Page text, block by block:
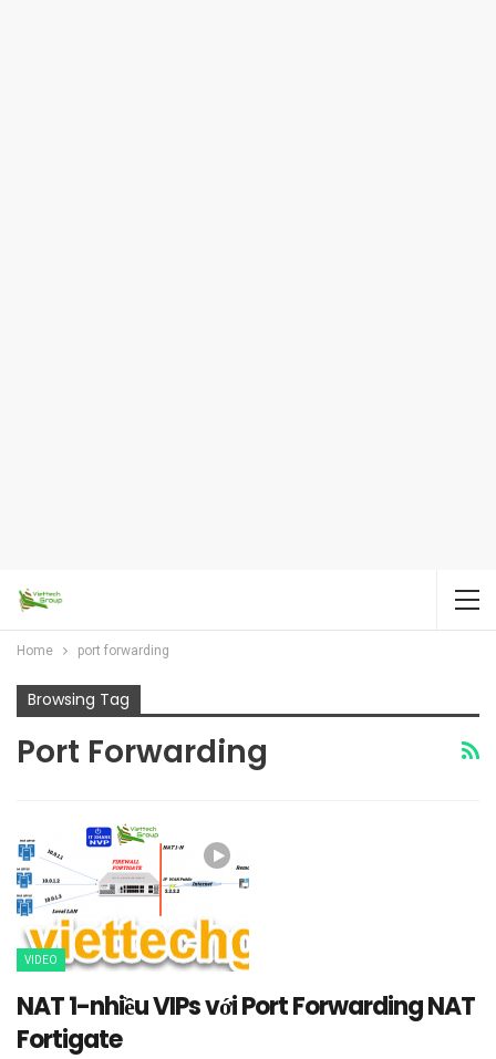
Home port forwarding
Browsing Tag
Port Forwarding
VIDEO
NAT 1-nhiều VIPs với Port Forwarding NAT
Fortigate